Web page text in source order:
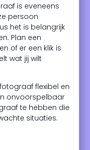
is eveneens
persoon
het is belangrijk
Plan een
of er een klik is
wat jij wilt
flexibel en
onvoorspelbaar
te hebben die
situaties.